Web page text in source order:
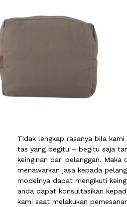
Tidak lengkap rasanya bila
tas yang begitu – begitu saja
keinginan dari pelanggan. Maka
menawarkan jasa kepada
modelnya dapat mengikuti
anda dapat konsultasikan
kami saat melakukan